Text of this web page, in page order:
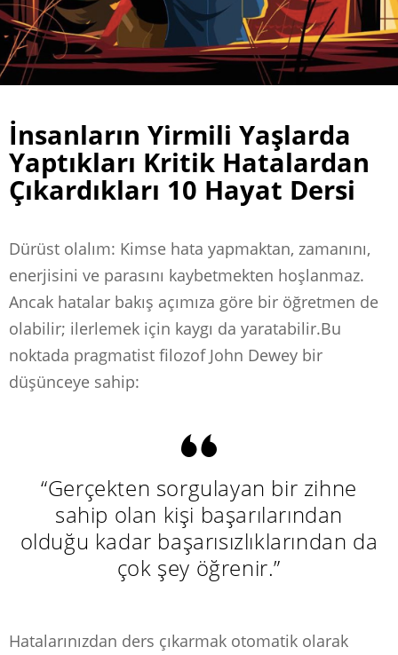
İnsanların Yirmili Yaşlarda
Yaptıkları Kritik Hatalardan
Çıkardıkları 10 Hayat Dersi
Dürüst olalım: Kimse hata yapmaktan, zamanını,
enerjisini ve parasını kaybetmekten hoşlanmaz.
Ancak hatalar bakış açımıza göre bir öğretmen de
olabilir; ilerlemek için kaygı da yaratabilir.Bu
noktada pragmatist filozof John Dewey bir
düşünceye sahip:
“Gerçekten sorgulayan bir zihne
sahip olan kişi başarılarından
olduğu kadar başarısızlıklarından da
çok şey öğrenir.”
Hatalarınızdan ders çıkarmak otomatik olarak